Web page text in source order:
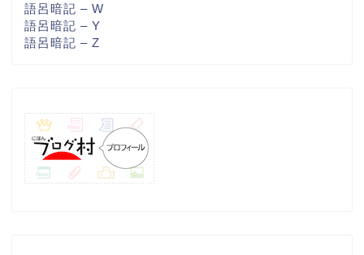
語呂暗記 – W
語呂暗記 – Y
語呂暗記 – Z